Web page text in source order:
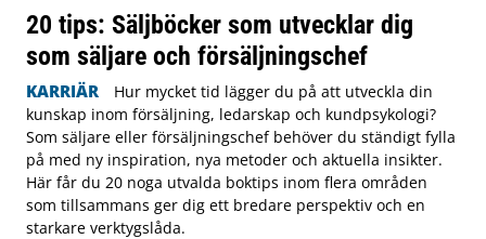
20 tips: Säljböcker som utvecklar dig
som säljare och försäljningschef
KARRIÄR
Hur mycket tid lägger du på att utveckla din
kunskap inom försäljning, ledarskap och kundpsykologi?
Som säljare eller försäljningschef behöver du ständigt fylla
på med ny inspiration, nya metoder och aktuella insikter.
Här får du 20 noga utvalda boktips inom flera områden
som tillsammans ger dig ett bredare perspektiv och en
starkare verktygslåda.